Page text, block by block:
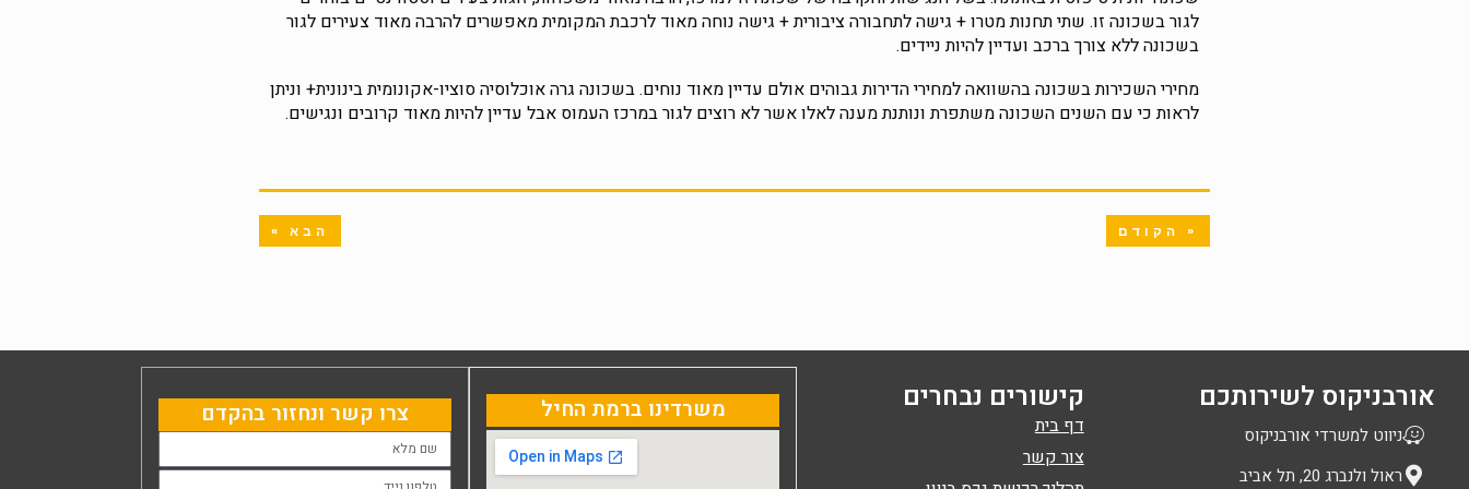
לגור בשכונה זו. שתי תחנות מטרו + גישה לתחבורה ציבורית + גישה נוחה מאוד לרכבת המקומית מאפשרים להרבה מאוד צעירים לגור
בשכונה ללא צורך ברכב ועדיין להיות ניידים.
מחירי השכירות בשכונה בהשוואה למחירי הדירות גבוהים אולם עדיין מאוד נוחים. בשכונה גרה אוכלוסיה סוציו-אקונומית בינונית+ וניתן
לראות כי עם השנים השכונה משתפרת ונותנת מענה לאלו אשר לא רוצים לגור במרכז העמוס אבל עדיין להיות מאוד קרובים ונגישים.
« הקודם הבא »
אורבניקוס לשירותכם
ניווט למשרדי אורבניקוס
ראול ולנברג 20, תל אביב
קישורים נבחרים
דף בית
צור קשר
משרדינו ברמת החיל צרו קשר ונחזור בהקדם